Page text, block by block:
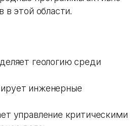
в этой области.
геологию среди
инженерные
управление критическими